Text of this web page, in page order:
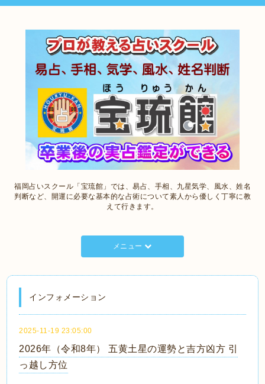
福岡占いスクール「宝琉館」では、易占、手相、九星気学、風水、姓名
判断など、開運に必要な基本的な占術について素人から優しく丁寧に教
えて行きます。
メニュー
インフォメーション
2025-11-19 23:05:00
2026年（令和8年） 五黄土星の運勢と吉方凶方 引
っ越し方位